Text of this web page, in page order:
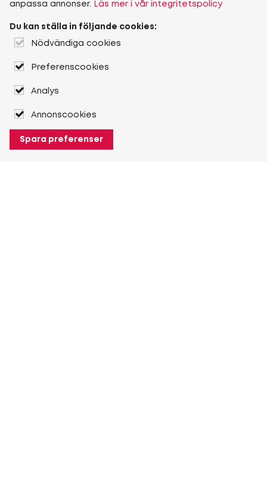
anpassa annonser.
Läs mer i vår integritetspolicy
Du kan ställa in följande cookies:
Nödvändiga cookies
Preferenscookies
Analys
Annonscookies
Spara preferenser